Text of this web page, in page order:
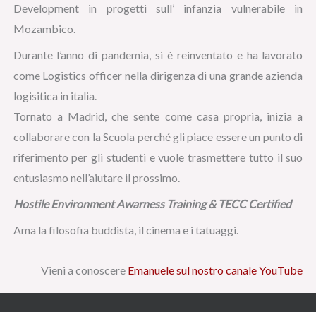
Development in progetti sull’ infanzia vulnerabile in
Mozambico.
Durante l’anno di pandemia, si è reinventato e ha lavorato
come Logistics officer nella dirigenza di una grande azienda
logisitica in italia.
Tornato a Madrid, che sente come casa propria, inizia a
collaborare con la Scuola perché gli piace essere un punto di
riferimento per gli studenti e vuole trasmettere tutto il suo
entusiasmo nell’aiutare il prossimo.
Hostile Environment Awarness Training & TECC Certified
Ama la filosofia buddista, il cinema e i tatuaggi.
Vieni a conoscere Emanuele sul nostro canale YouTube